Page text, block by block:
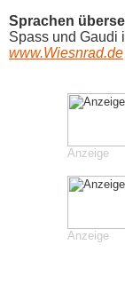
Sprachen
Spass und Gaudi
www.Wiesnrad.de
Anzeige
Anzeige